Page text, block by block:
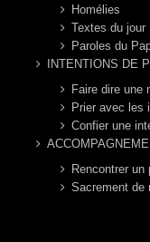
Homélies
Textes du jour
Paroles du
INTENTIONS DE
Faire dire une
Prier avec les
Confier une
Rencontrer un
Sacrement de